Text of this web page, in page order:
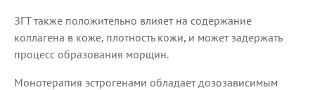
ЗГТ также положительно влияет на содержание
коллагена в коже, плотность кожи, и может задержать
процесс образования морщин.
Монотерапия эстрогенами обладает дозозависимым